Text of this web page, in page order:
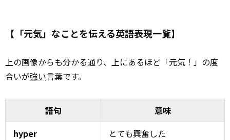
【「元気」なことを伝える英語表現一覧】
上の画像からも分かる通り、上にあるほど「元気！」の度
合いが強い言葉です。
語句
意味
hyper
とても興奮した